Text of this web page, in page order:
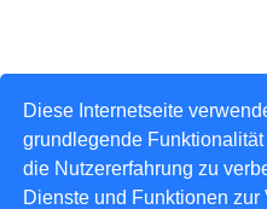
Diese Internetseite
grundlegende
die Nutzererfahrung zu
Dienste und Funktionen zur